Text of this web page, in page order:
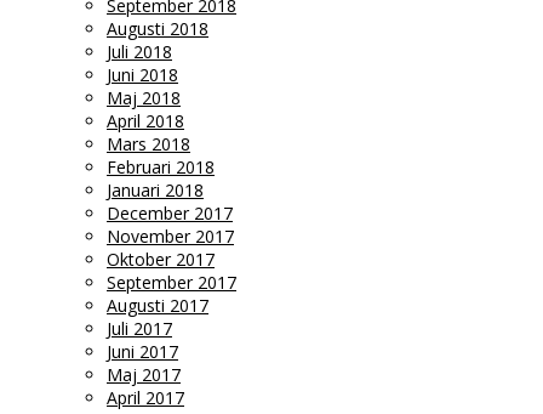
September 2018
Augusti 2018
Juli 2018
Juni 2018
Maj 2018
April 2018
Mars 2018
Februari 2018
Januari 2018
December 2017
November 2017
Oktober 2017
September 2017
Augusti 2017
Juli 2017
Juni 2017
Maj 2017
April 2017